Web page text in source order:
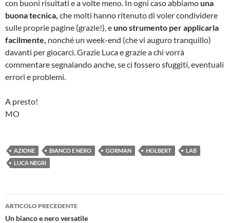
con buoni risultati e a volte meno. In ogni caso abbiamouna
buona tecnica, che molti hanno ritenuto di voler condividere
sulle proprie pagine (grazie!), euno strumento per applicarla
facilmente, nonché un week-end (che vi auguro tranquillo)
davanti per giocarci. Grazie Luca e grazie a chi vorrà
commentare segnalando anche, se ci fossero sfuggiti, eventuali
errori e problemi.
A presto!
MO
AZIONE BIANCO E NERO GORMAN HOLBERT
LAB
LUCA NEGRI
Navigazione
ARTICOLO PRECEDENTE
Un bianco e nero versatile